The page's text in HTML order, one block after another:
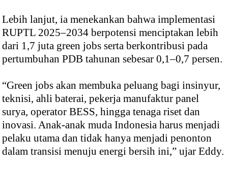
Lebih lanjut, ia menekankan bahwa implementasi
RUPTL 2025–2034 berpotensi menciptakan lebih
dari 1,7 juta green jobs serta berkontribusi pada
pertumbuhan PDB tahunan sebesar 0,1–0,7 persen.
“Green jobs akan membuka peluang bagi insinyur,
teknisi, ahli baterai, pekerja manufaktur panel
surya, operator BESS, hingga tenaga riset dan
inovasi. Anak-anak muda Indonesia harus menjadi
pelaku utama dan tidak hanya menjadi penonton
dalam transisi menuju energi bersih ini,” ujar Eddy.